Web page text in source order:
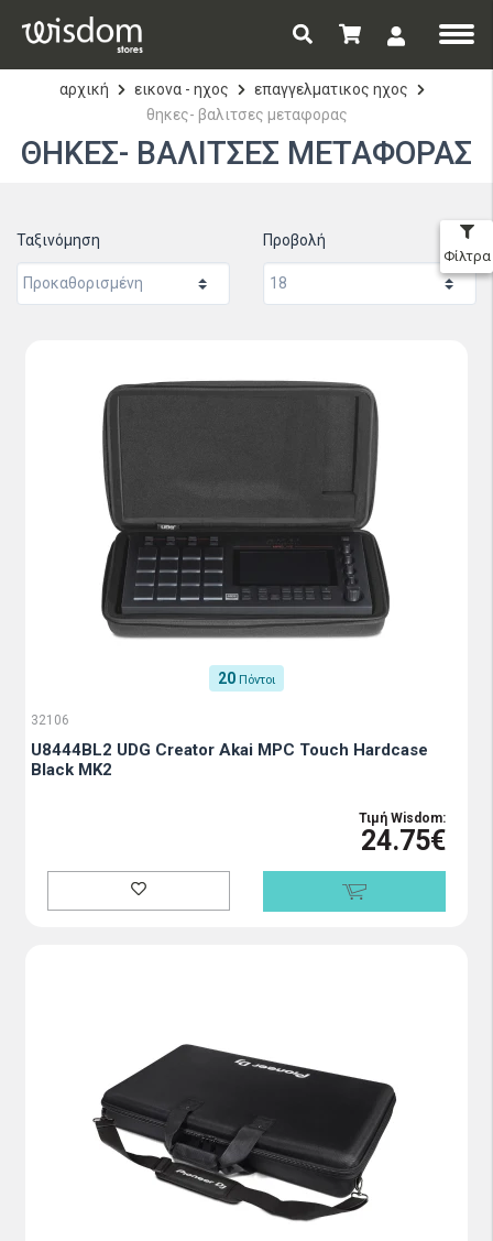
αρχική εικονα - ηχος
επαγγελματικος ηχος
θηκες- βαλιτσες μεταφορας
ΘΗΚΕΣ- ΒΑΛΙΤΣΕΣ ΜΕΤΑΦΟΡΑΣ
Ταξινόμηση Προβολή
Φίλτρα
20 Πόντοι
32106
U8444BL2 UDG Creator Akai MPC Touch Hardcase
Black MK2
Τιμή Wisdom:
24.75€